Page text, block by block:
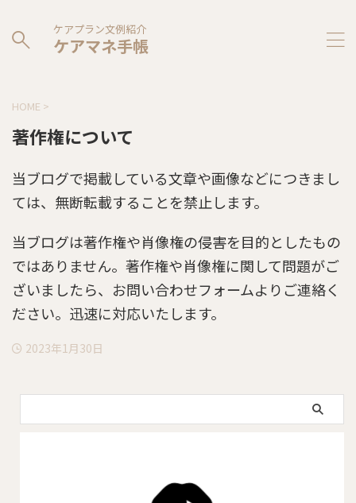
ケアプラン文例紹介
ケアマネ手帳
HOME >
著作権について
当ブログで掲載している文章や画像などにつきまし
ては、無断転載することを禁止します。
当ブログは著作権や肖像権の侵害を目的としたもの
ではありません。著作権や肖像権に関して問題がご
ざいましたら、お問い合わせフォームよりご連絡く
ださい。迅速に対応いたします。
2023年1月30日